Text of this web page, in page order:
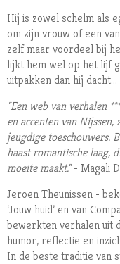
Hij is zowel schelm als
om zijn vrouw of een
zelf maar voordeel bij
lijkt hem wel op het lijf
uitpakken dan hij dacht...
"Een web van verhalen
en accenten van
jeugdige toeschouwers.
haast romantische laag,
moeite maakt."- Magali
Jeroen Theunissen -
‘Jouw huid’ en van
bewerkten verhalen uit
humor, reflectie en
In de beste traditie van